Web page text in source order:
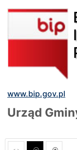
www.bip.gov.pl
Urząd